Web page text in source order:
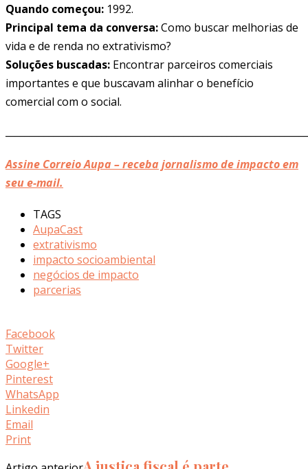
Quando começou: 1992.
Principal tema da conversa:Como buscar melhorias de
vida e de renda no extrativismo?
Soluções buscadas: Encontrar parceiros comerciais
importantes e que buscavam alinhar o benefício
comercial com o social.
Assine Correio Aupa – receba jornalismo de impacto em
seu e-mail.
TAGS
AupaCast
extrativismo
impacto socioambiental
negócios de impacto
parcerias
Facebook
Twitter
Google+
Pinterest
WhatsApp
Linkedin
Email
Print